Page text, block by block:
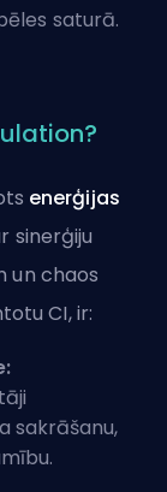
saturā.
enerģijas
sinerģiju
un chaos
CI, ir:
sakrāšanu,